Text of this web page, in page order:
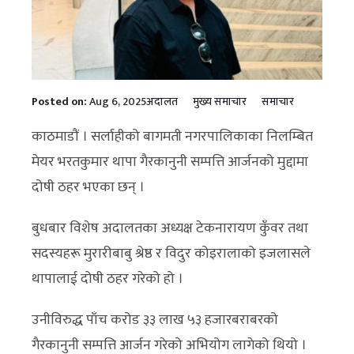
Posted on:Aug 6, 2025अदालत मुख्य समाचार समाचार
काठमाडौं । सर्लाहीको बागमती नगरपालिकाका निलम्बित
मेयर भरतकुमार थापा गैरकानुनी सम्पत्ति आर्जनको मुद्दामा
दोषी ठहर भएका छन् ।
बुधबार विशेष अदालतका अध्यक्ष टेकनारायण कुँवर तथा
सदस्यहरू मुरारीबाबु श्रेष्ठ र विदुर कोइरालाको इजलासले
थापालाई दोषी ठहर गरेको हो ।
उनीविरुद्ध पाँच करोड ३३ लाख ५३ हजारबराबरको
गैरकानुनी सम्पत्ति आर्जन गरेको अभियोग लागेको थियो ।